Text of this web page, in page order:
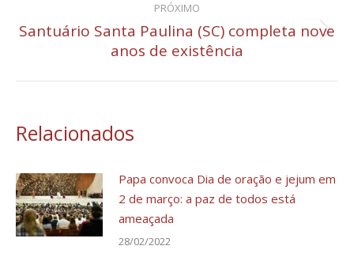
PRÓXIMO
Próximo
post:
Santuário Santa Paulina (SC) completa nove
anos de existência
Relacionados
Papa convoca Dia de oração e jejum em
2 de março: a paz de todos está
ameaçada
28/02/2022